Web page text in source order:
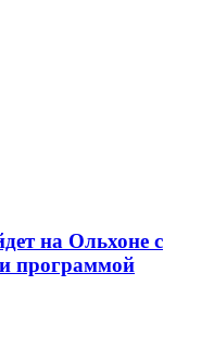
на Ольхоне с
программой